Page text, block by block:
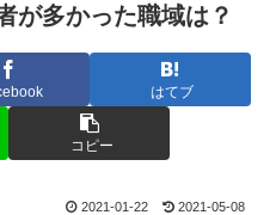
が多かった職域は？
はてブ
コピー
2021-01-22 2021-05-08